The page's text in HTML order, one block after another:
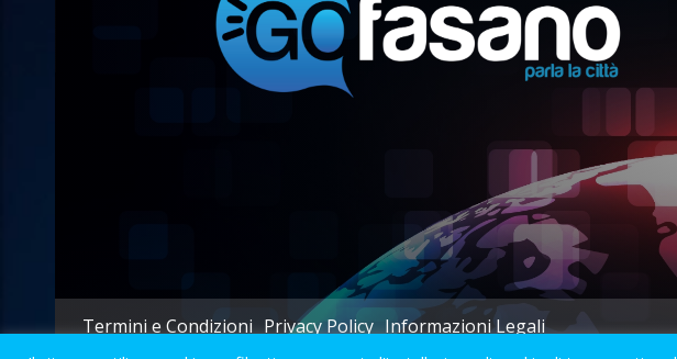
Termini e Condizioni Privacy Policy Informazioni Legali